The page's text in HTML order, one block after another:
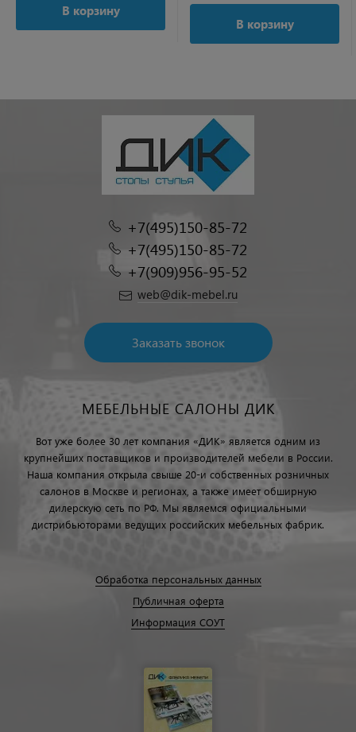
В корзину
В корзину
+7(495)150-85-72
+7(495)150-85-72
+7(909)956-95-52
web@dik-mebel.ru
Заказать звонок
МЕБЕЛЬНЫЕ САЛОНЫ ДИК
Вот уже более 30 лет компания «ДИК» является одним из
крупнейших поставщиков и производителей мебели в России.
Наша компания открыла свыше 20-и собственных розничных
салонов в Москве и регионах, а также имеет обширную
дилерскую сеть по РФ. Мы являемся официальными
дистрибьюторами ведущих российских мебельных фабрик.
Обработка персональных данных
Публичная оферта
Информация СОУТ